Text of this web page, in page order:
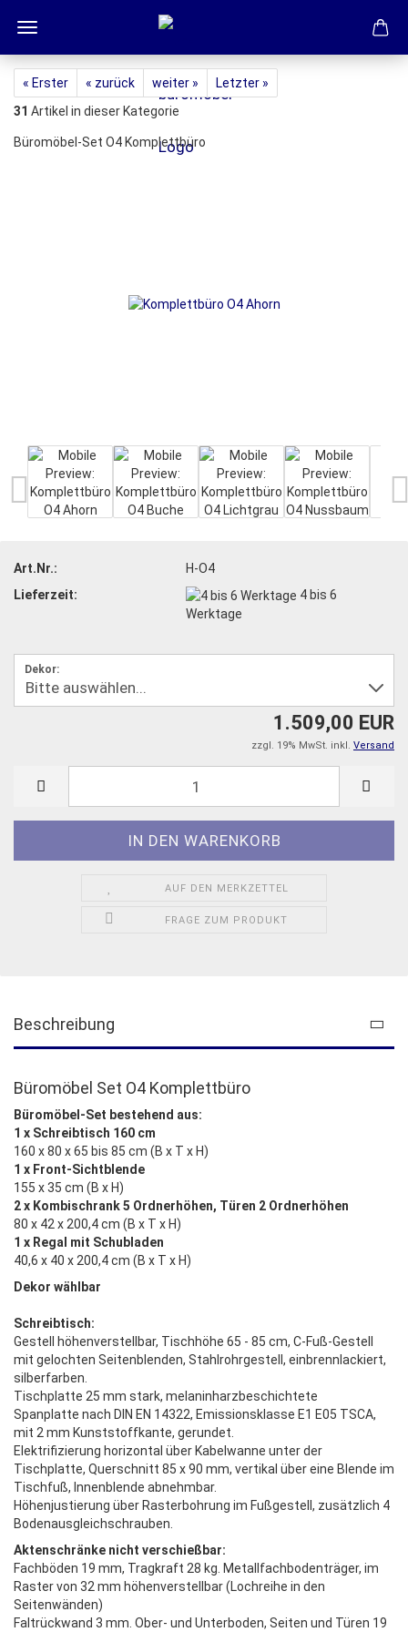
« Erster « zurück weiter »
Letzter »
31 Artikel in dieser Kategorie
Büromöbel-Set O4 Komplettbüro
Art.Nr.:
H-O4
Lieferzeit:
4 bis 6
Werktage
Dekor:
1.509,00 EUR
zzgl. 19% MwSt. inkl. Versand
AUF DEN MERKZETTEL
FRAGE ZUM PRODUKT
Beschreibung
Büromöbel Set O4 Komplettbüro
Büromöbel-Set bestehend aus:
1 x Schreibtisch 160 cm
160 x 80 x 65 bis 85 cm (B x T x H)
1 x Front-Sichtblende
155 x 35 cm (B x H)
2 x Kombischrank 5 Ordnerhöhen, Türen 2 Ordnerhöhen
80 x 42 x 200,4 cm (B x T x H)
1 x Regal mit Schubladen
40,6 x 40 x 200,4 cm (B x T x H)
Dekor wählbar
Schreibtisch:
Gestell höhenverstellbar, Tischhöhe 65 - 85 cm, C-Fuß-Gestell
mit gelochten Seitenblenden, Stahlrohrgestell, einbrennlackiert,
silberfarben.
Tischplatte 25 mm stark, melaninharzbeschichtete
Spanplatte nach DIN EN 14322, Emissionsklasse E1 E05 TSCA,
mit 2 mm Kunststoffkante, gerundet.
Elektrifizierung horizontal über Kabelwanne unter der
Tischplatte, Querschnitt 85 x 90 mm, vertikal über eine Blende im
Tischfuß, Innenblende abnehmbar.
Höhenjustierung über Rasterbohrung im Fußgestell, zusätzlich 4
Bodenausgleichschrauben.
Aktenschränke nicht verschießbar:
Fachböden 19 mm, Tragkraft 28 kg. Metallfachbodenträger, im
Raster von 32 mm höhenverstellbar (Lochreihe in den
Seitenwänden)
Faltrückwand 3 mm. Ober- und Unterboden, Seiten und Türen 19